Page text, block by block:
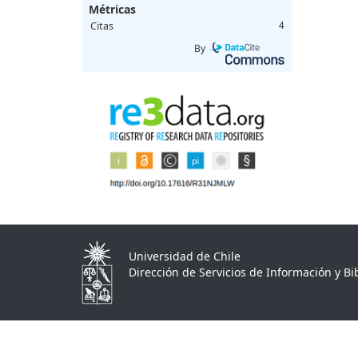
Métricas
Citas 4
By
Universidad de Chile
Dirección de Servicios de Información y